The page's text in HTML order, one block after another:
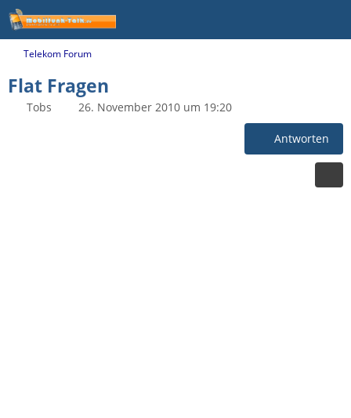
Telekom Forum
Flat Fragen
Tobs 26. November 2010 um 19:20
Antworten